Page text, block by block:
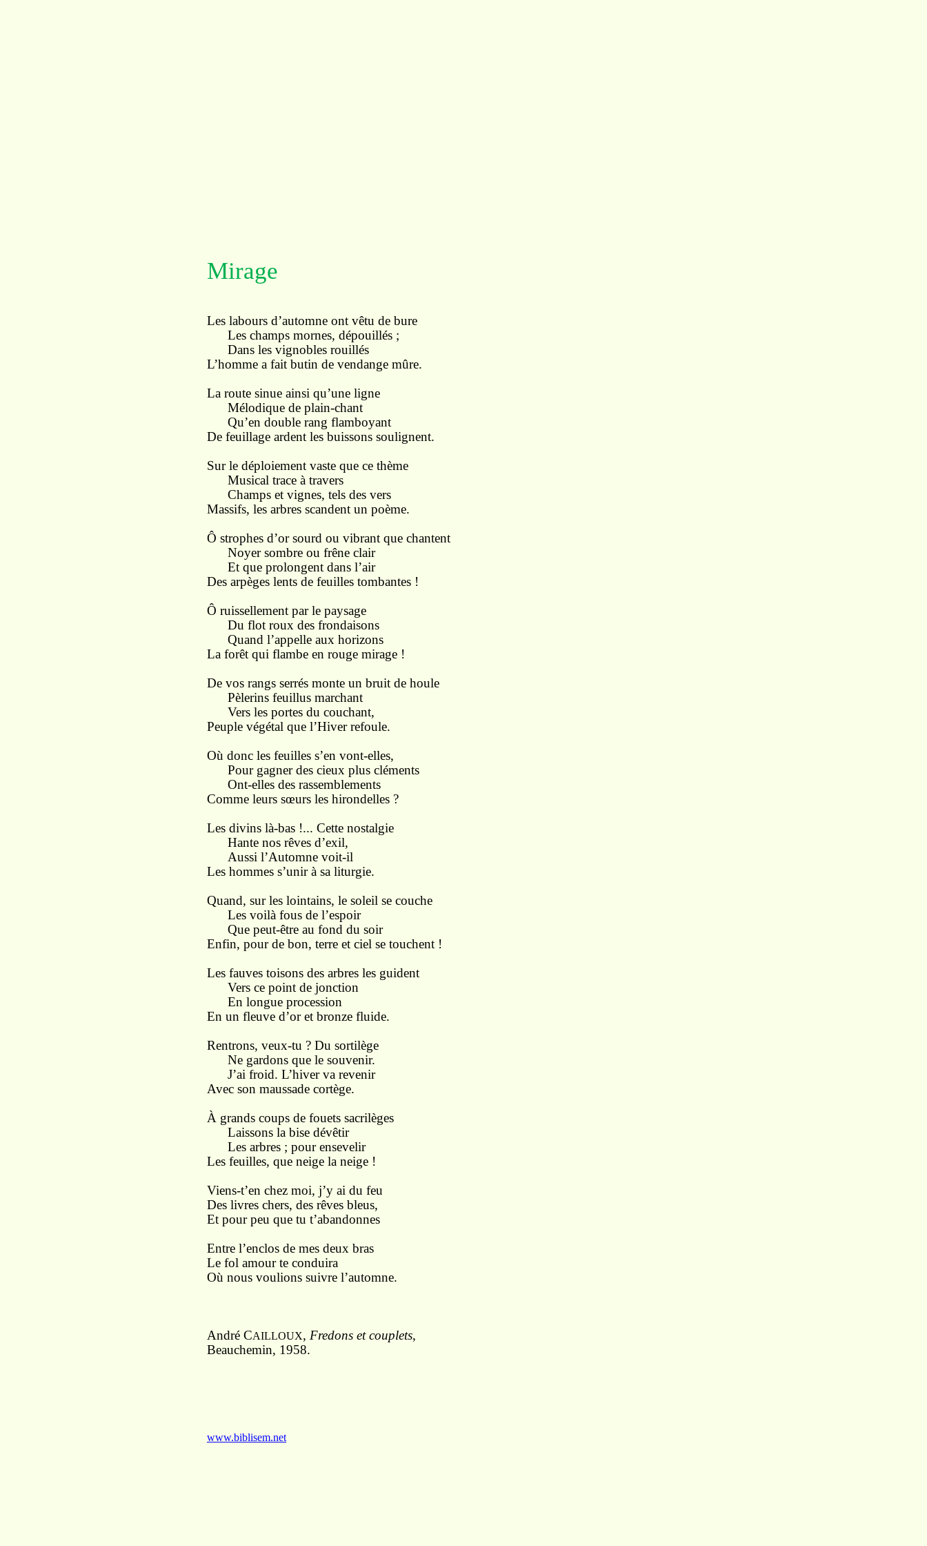
Mirage
Les labours d’automne ont vêtu de bure
Les champs mornes, dépouillés ;
Dans les vignobles rouillés
L’homme a fait butin de vendange mûre.
La route sinue ainsi qu’une ligne
Mélodique de plain-chant
Qu’en double rang flamboyant
De feuillage ardent les buissons soulignent.
Sur le déploiement vaste que ce thème
Musical trace à travers
Champs et vignes, tels des vers
Massifs, les arbres scandent un poème.
Ô strophes d’or sourd ou vibrant que chantent
Noyer sombre ou frêne clair
Et que prolongent dans l’air
Des arpèges lents de feuilles tombantes !
Ô ruissellement par le paysage
Du flot roux des frondaisons
Quand l’appelle aux horizons
La forêt qui flambe en rouge mirage !
De vos rangs serrés monte un bruit de houle
Pèlerins feuillus marchant
Vers les portes du couchant,
Peuple végétal que l’Hiver refoule.
Où donc les feuilles s’en vont-elles,
Pour gagner des cieux plus cléments
Ont-elles des rassemblements
Comme leurs sœurs les hirondelles ?
Les divins là-bas !... Cette nostalgie
Hante nos rêves d’exil,
Aussi l’Automne voit-il
Les hommes s’unir à sa liturgie.
Quand, sur les lointains, le soleil se couche
Les voilà fous de l’espoir
Que peut-être au fond du soir
Enfin, pour de bon, terre et ciel se touchent !
Les fauves toisons des arbres les guident
Vers ce point de jonction
En longue procession
En un fleuve d’or et bronze fluide.
Rentrons, veux-tu ? Du sortilège
Ne gardons que le souvenir.
J’ai froid. L’hiver va revenir
Avec son maussade cortège.
À grands coups de fouets sacrilèges
Laissons la bise dévêtir
Les arbres ; pour ensevelir
Les feuilles, que neige la neige !
Viens-t’en chez moi, j’y ai du feu
Des livres chers, des rêves bleus,
Et pour peu que tu t’abandonnes
Entre l’enclos de mes deux bras
Le fol amour te conduira
Où nous voulions suivre l’automne.
André CAILLOUX, Fredons et couplets,
Beauchemin, 1958.
www.biblisem.net